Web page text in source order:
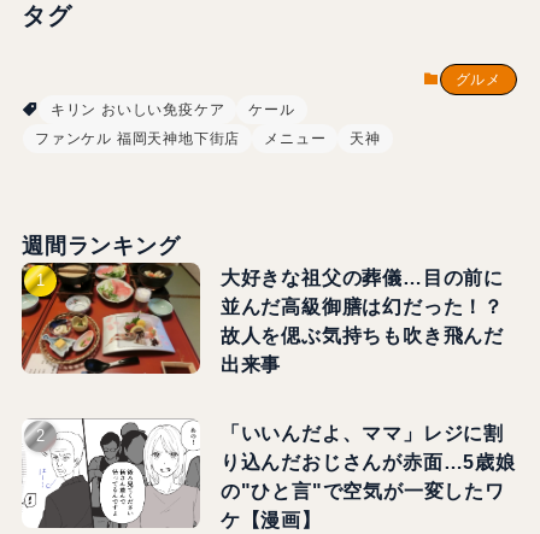
タグ
グルメ
キリン おいしい免疫ケア
ケール
ファンケル 福岡天神地下街店
メニュー 天神
週間ランキング
大好きな祖父の葬儀…目の前に
並んだ高級御膳は幻だった！？
故人を偲ぶ気持ちも吹き飛んだ
出来事
「いいんだよ、ママ」レジに割
り込んだおじさんが赤面…5歳娘
の"ひと言"で空気が一変したワ
ケ【漫画】